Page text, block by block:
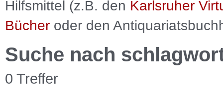
Hilfsmittel (z.B. den Karlsruher
Bücher oder den
Suche nach
0 Treffer